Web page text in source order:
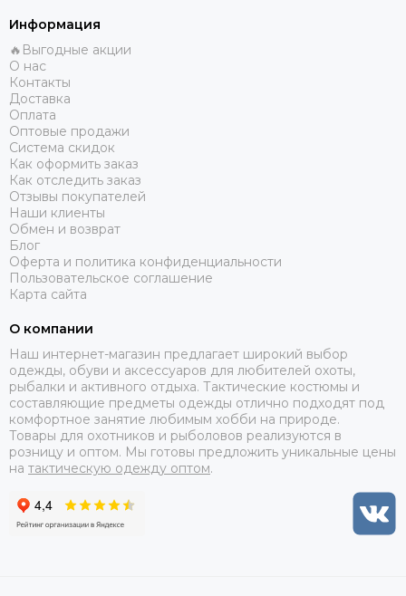
Информация
🔥Выгодные акции
О нас
Контакты
Доставка
Оплата
Оптовые продажи
Система скидок
Как оформить заказ
Как отследить заказ
Отзывы покупателей
Наши клиенты
Обмен и возврат
Блог
Оферта и политика конфиденциальности
Пользовательское соглашение
Карта сайта
О компании
Наш интернет-магазин предлагает широкий выбор
одежды, обуви и аксессуаров для любителей охоты,
рыбалки и активного отдыха. Тактические костюмы и
составляющие предметы одежды отлично подходят под
комфортное занятие любимым хобби на природе.
Товары для охотников и рыболовов реализуются в
розницу и оптом. Мы готовы предложить уникальные цены
на тактическую одежду оптом.